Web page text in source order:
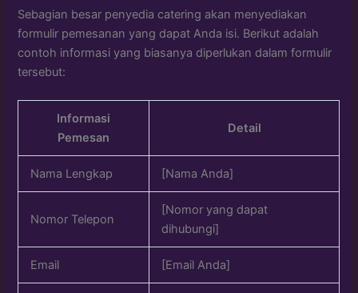
Sebagian besar penyedia catering akan menyediakan
formulir pemesanan yang dapat Anda isi. Berikut adalah
contoh informasi yang biasanya diperlukan dalam formulir
tersebut:
Informasi
Pemesan
Detail
Nama Lengkap [Nama Anda]
Nomor Telepon
[Nomor yang dapat
dihubungi]
Email [Email Anda]